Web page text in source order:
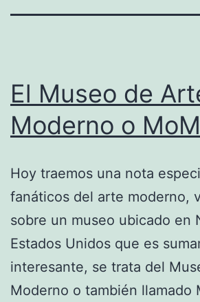
El Museo de
Moderno o
Hoy traemos una nota
fanáticos del arte moderno,
sobre un museo ubicado en
Estados Unidos que es
interesante, se trata del
Moderno o también llamado